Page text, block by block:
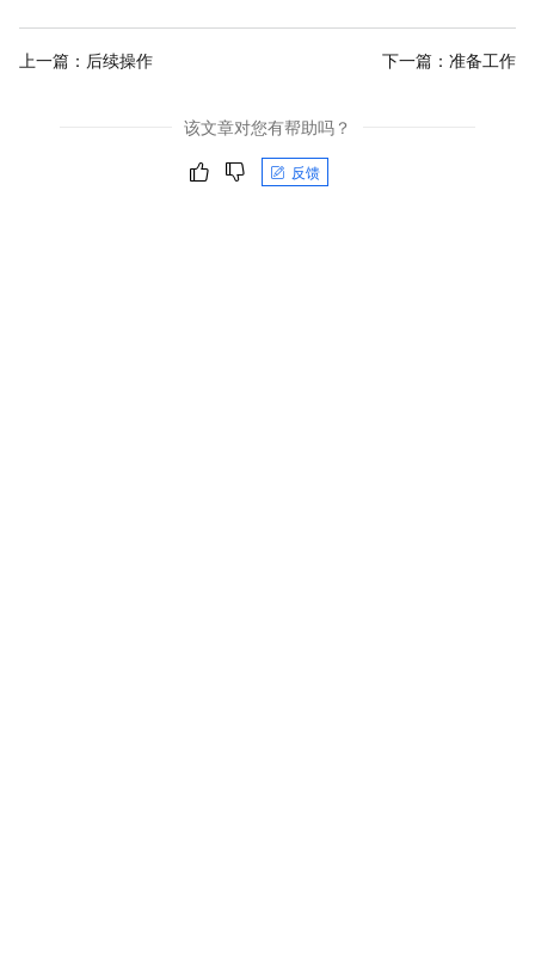
上一篇： 后续操作 下一篇： 准备工作
该文章对您有帮助吗？
反馈